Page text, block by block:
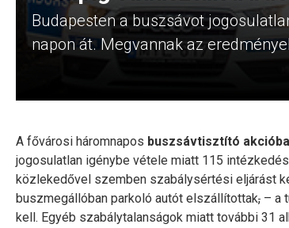
Budapesten a buszsávot
napon át. Megvannak az
A fővárosi háromnapos buszsávtisztító
jogosulatlan igénybe vétele miatt 115
közlekedővel szemben szabálysértési eljárást
buszmegállóban parkoló autót elszállítottak, – a
kell. Egyéb szabálytalanságok miatt további 31